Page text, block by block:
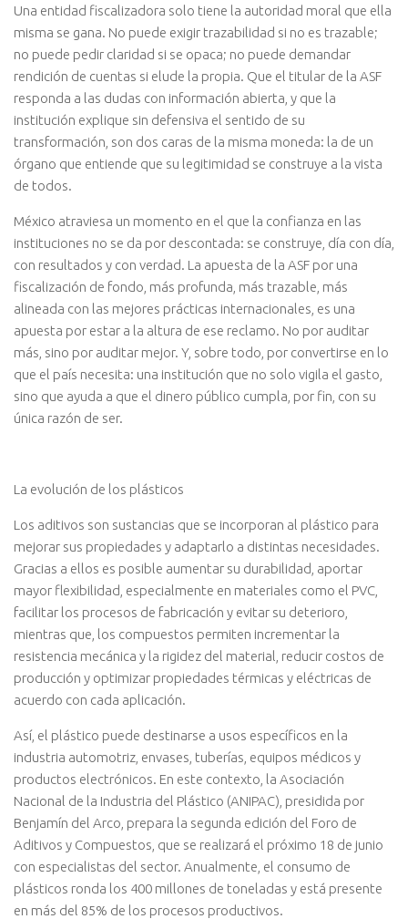
Una entidad fiscalizadora solo tiene la autoridad moral que ella
misma se gana. No puede exigir trazabilidad si no es trazable;
no puede pedir claridad si se opaca; no puede demandar
rendición de cuentas si elude la propia. Que el titular de la ASF
responda a las dudas con información abierta, y que la
institución explique sin defensiva el sentido de su
transformación, son dos caras de la misma moneda: la de un
órgano que entiende que su legitimidad se construye a la vista
de todos.
México atraviesa un momento en el que la confianza en las
instituciones no se da por descontada: se construye, día con día,
con resultados y con verdad. La apuesta de la ASF por una
fiscalización de fondo, más profunda, más trazable, más
alineada con las mejores prácticas internacionales, es una
apuesta por estar a la altura de ese reclamo. No por auditar
más, sino por auditar mejor. Y, sobre todo, por convertirse en lo
que el país necesita: una institución que no solo vigila el gasto,
sino que ayuda a que el dinero público cumpla, por fin, con su
única razón de ser.
La evolución de los plásticos
Los aditivos son sustancias que se incorporan al plástico para
mejorar sus propiedades y adaptarlo a distintas necesidades.
Gracias a ellos es posible aumentar su durabilidad, aportar
mayor flexibilidad, especialmente en materiales como el PVC,
facilitar los procesos de fabricación y evitar su deterioro,
mientras que, los compuestos permiten incrementar la
resistencia mecánica y la rigidez del material, reducir costos de
producción y optimizar propiedades térmicas y eléctricas de
acuerdo con cada aplicación.
Así, el plástico puede destinarse a usos específicos en la
industria automotriz, envases, tuberías, equipos médicos y
productos electrónicos. En este contexto, la Asociación
Nacional de la Industria del Plástico (ANIPAC), presidida por
Benjamín del Arco, prepara la segunda edición del Foro de
Aditivos y Compuestos, que se realizará el próximo 18 de junio
con especialistas del sector. Anualmente, el consumo de
plásticos ronda los 400 millones de toneladas y está presente
en más del 85% de los procesos productivos.